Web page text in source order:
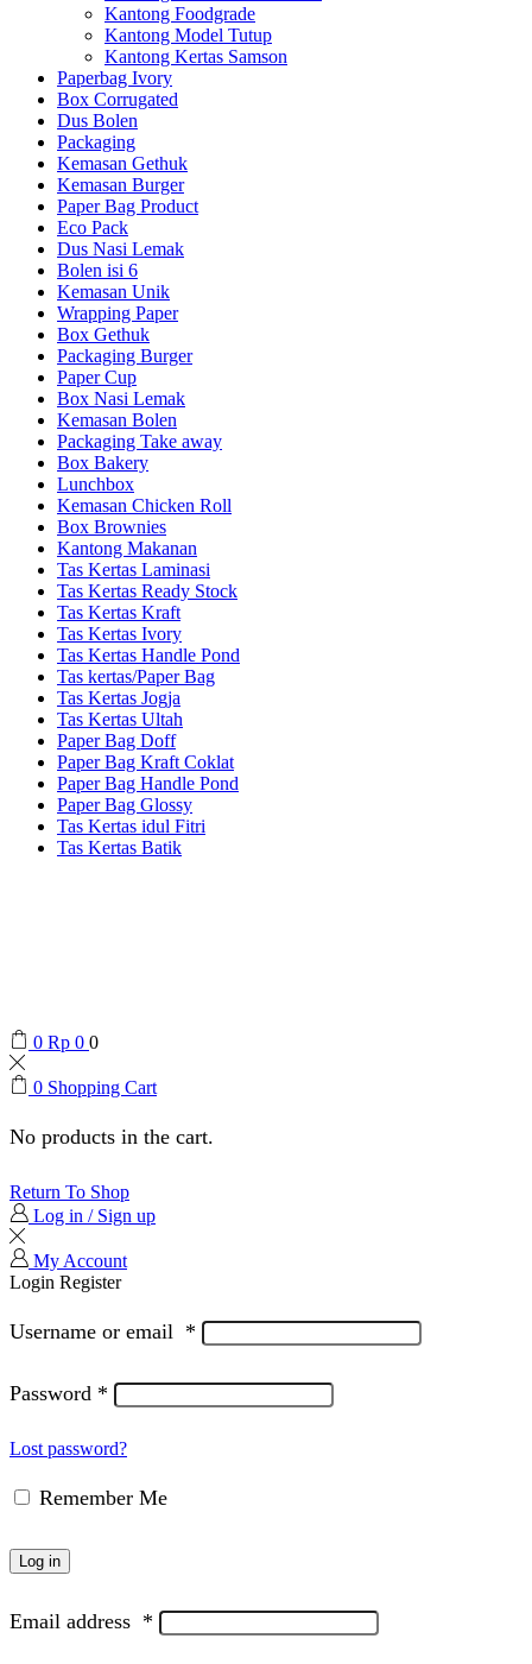
Kantong Foodgrade
Kantong Model Tutup
Kantong Kertas Samson
Paperbag Ivory
Box Corrugated
Dus Bolen
Packaging
Kemasan Gethuk
Kemasan Burger
Paper Bag Product
Eco Pack
Dus Nasi Lemak
Bolen isi 6
Kemasan Unik
Wrapping Paper
Box Gethuk
Packaging Burger
Paper Cup
Box Nasi Lemak
Kemasan Bolen
Packaging Take away
Box Bakery
Lunchbox
Kemasan Chicken Roll
Box Brownies
Kantong Makanan
Tas Kertas Laminasi
Tas Kertas Ready Stock
Tas Kertas Kraft
Tas Kertas Ivory
Tas Kertas Handle Pond
Tas kertas/Paper Bag
Tas Kertas Jogja
Tas Kertas Ultah
Paper Bag Doff
Paper Bag Kraft Coklat
Paper Bag Handle Pond
Paper Bag Glossy
Tas Kertas idul Fitri
Tas Kertas Batik
0 Rp 0 0
0 Shopping Cart
No products in the cart.
Return To Shop
Log in / Sign up
My Account
Login Register
Username or email *
Password *
Lost password?
Remember Me
Log in
Email address *